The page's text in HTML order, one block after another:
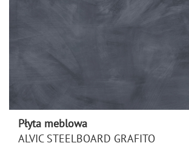
Płyta meblowa
ALVIC STEELBOARD GRAFITO